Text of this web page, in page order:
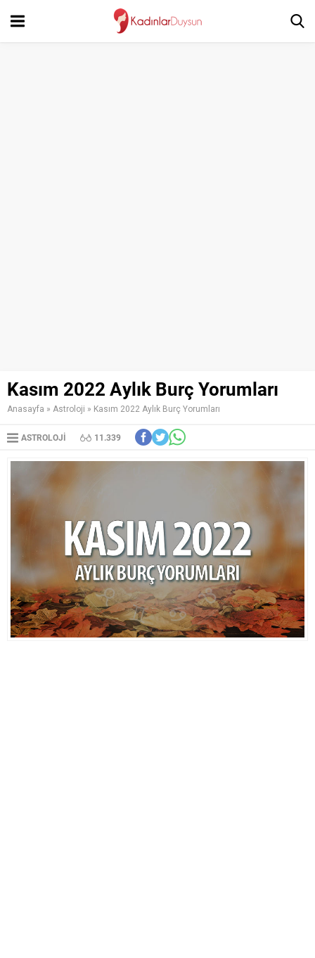
Kasım 2022 Aylık Burç Yorumları
Anasayfa » Astroloji » Kasım 2022 Aylık Burç Yorumları
ASTROLOJI 11.339